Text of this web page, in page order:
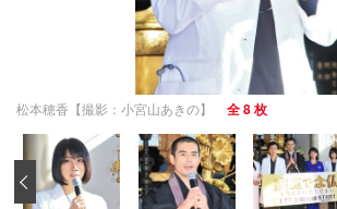
松本穂香【撮影：小宮山あきの】 全 8 枚
‹